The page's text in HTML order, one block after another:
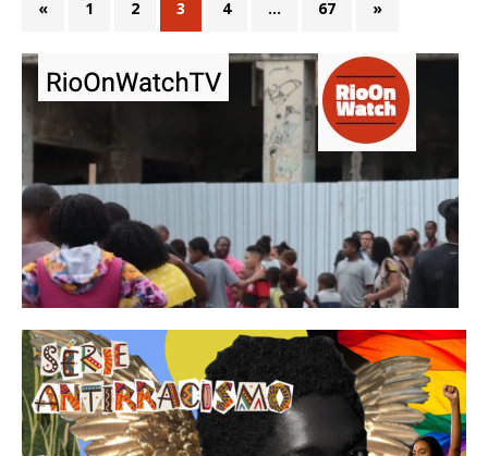
« 1 2 3 4 … 67 »